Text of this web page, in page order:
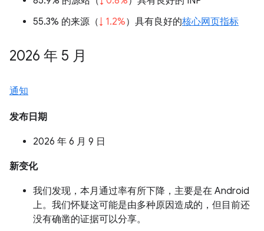
55.3% 的来源（↓ 1.2%）具有良好的核心网页指标
2026 年 5 月
通知
发布日期
2026 年 6 月 9 日
新变化
我们发现，本月通过率有所下降，主要是在 Android
上。我们怀疑这可能是由多种原因造成的，但目前还
没有确凿的证据可以分享。